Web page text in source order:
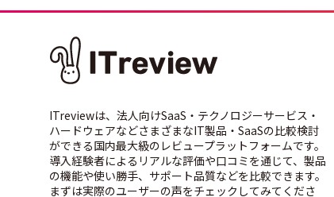
ITreviewは、法人向けSaaS・テクノロジーサービス・
ハードウェアなどさまざまなIT製品・SaaSの比較検討
ができる国内最大級のレビュープラットフォームです。
導入経験者によるリアルな評価や口コミを通じて、製品
の機能や使い勝手、サポート品質などを比較できます。
まずは実際のユーザーの声をチェックしてみてくださ